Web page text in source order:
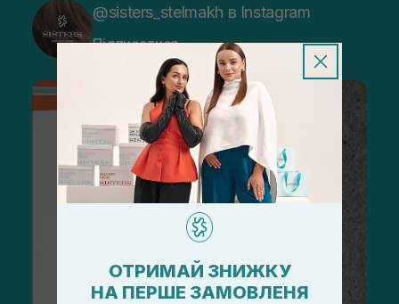
@sisters_stelmakh в Instagram
Підписатися
ОТРИМАЙ ЗНИЖКУ
НА ПЕРШЕ ЗАМОВЛЕНЯ